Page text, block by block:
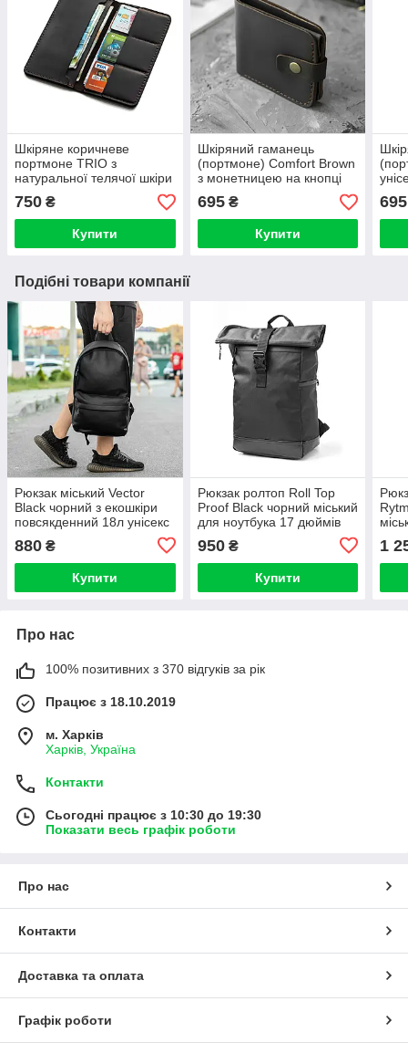
Шкіряне коричневе
портмоне TRIO з
натуральної телячої шкіри
ручної роботи Гаманець
Купюрник
750 ₴
Купити
Шкіряний гаманець
(портмоне) Comfort Brown
з монетницею на кнопці
темно-коричневий Crazy
Horse
695₴
Купити
695
Подібні товари компанії
Рюкзак міський Vector
Black чорний з екошкіри
повсякденний 18л унісекс
880 ₴
Купити
Рюкзак ролтоп Roll Top
Proof Black чорний міський
для ноутбука 17 дюймів
(45х29х15)
950₴
Купити
25л
1
Про нас
100% позитивних з 370 відгуків за рік
Працює з 18.10.2019
м. Харків
Харків, Україна
Контакти
Сьогодні працює з 10:30 до 19:30
Показати весь графік роботи
Про нас
Контакти
Доставка та оплата
Графік роботи